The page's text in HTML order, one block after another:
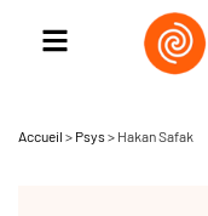
Accueil > Psys > Hakan Safak